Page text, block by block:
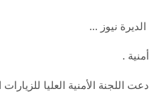
الديرة نيوز ...
أمنية .
دعت اللجنة الأمنية العليا